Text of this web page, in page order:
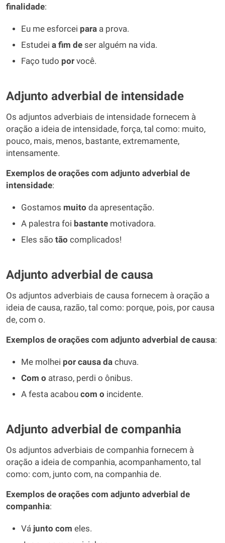
finalidade:
Eu me esforcei para a prova.
Estudei a fim de ser alguém na vida.
Faço tudo por você.
Adjunto adverbial de intensidade
Os adjuntos adverbiais de intensidade fornecem à
oração a ideia de intensidade, força, tal como: muito,
pouco, mais, menos, bastante, extremamente,
intensamente.
Exemplos de orações com adjunto adverbial de
intensidade:
Gostamos muito da apresentação.
A palestra foi bastante motivadora.
Eles são tão complicados!
Adjunto adverbial de causa
Os adjuntos adverbiais de causa fornecem à oração a
ideia de causa, razão, tal como: porque, pois, por causa
de, com o.
Exemplos de orações com adjunto adverbial de causa:
Me molhei por causa da chuva.
Com o atraso, perdi o ônibus.
A festa acabou com o incidente.
Adjunto adverbial de companhia
Os adjuntos adverbiais de companhia fornecem à
oração a ideia de companhia, acompanhamento, tal
como: com, junto com, na companhia de.
Exemplos de orações com adjunto adverbial de
companhia:
Vá junto com eles.